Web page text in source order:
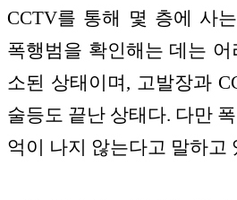
CCTV를 통해 몇 층에 사
폭행범을 확인해는 데는
소된 상태이며, 고발장과
술등도 끝난 상태다. 다만
억이 나지 않는다고 말하고